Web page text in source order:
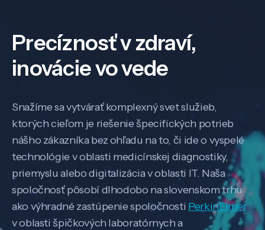
Precíznosť v zdraví,
inovácie vo vede
Snažíme sa vytvárať komplexný svet služieb,
ktorých cieľom je riešenie špecifických potrieb
nášho zákazníka bez ohľadu na to, či ide o vyspelé
technológie v oblasti medicínskej diagnostiky,
priemyslu alebo digitalizácia v oblasti IT. Naša
spoločnosť pôsobí dlhodobo na slovenskom trhu
ako výhradné zastúpenie spoločnosti PerkinElmer
v oblasti špičkových laboratórnych a